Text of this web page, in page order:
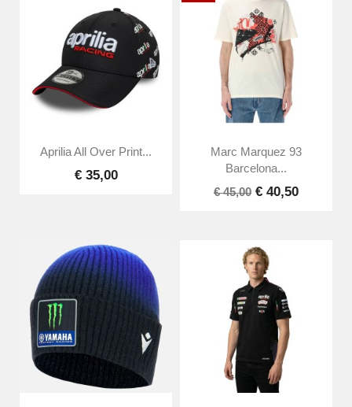
Aprilia All Over Print...
€ 35,00
Marc Marquez 93
Barcelona...
€ 45,00 € 40,50